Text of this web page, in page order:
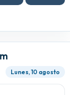
Lunes, 10 agosto